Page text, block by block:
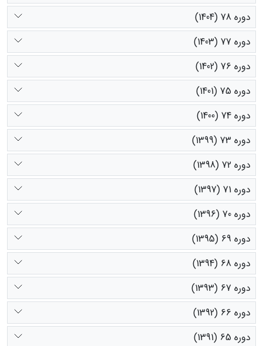
دوره 78 (1404)
دوره 77 (1403)
دوره 76 (1402)
دوره 75 (1401)
دوره 74 (1400)
دوره 73 (1399)
دوره 72 (1398)
دوره 71 (1397)
دوره 70 (1396)
دوره 69 (1395)
دوره 68 (1394)
دوره 67 (1393)
دوره 66 (1392)
دوره 65 (1391)